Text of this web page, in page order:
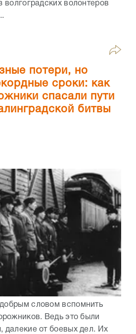
волгоградских волонтеров
потери, но
сроки: как
спасали пути
битвы
словом вспомнить
Ведь это были
далекие от боевых дел. Их